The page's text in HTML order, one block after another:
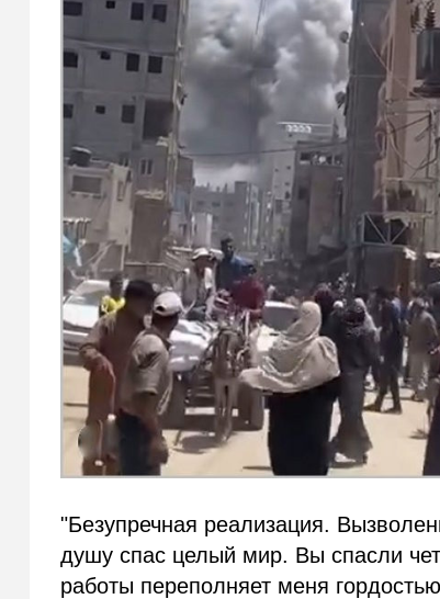
"Безупречная реализация.
душу спас целый мир. Вы спасли
работы переполняет меня